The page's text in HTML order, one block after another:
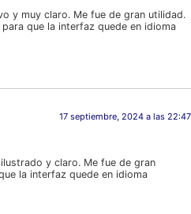
y muy claro. Me fue de gran utilidad.
que la interfaz quede en idioma
17 septiembre, 2024 a las 22:47
y claro. Me fue de gran
la interfaz quede en idioma